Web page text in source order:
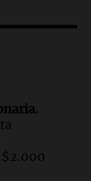
llama a